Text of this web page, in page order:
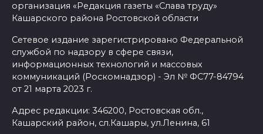
организация «Редакция газеты «Слава труду»
Кашарского района Ростовской области
Сетевое издание зарегистрировано Федеральной
службой по надзору в сфере связи,
информационных технологий и массовых
коммуникаций (Роскомнадзор) - Эл № ФС77-84794
от 21 марта 2023 г.
Адрес редакции: 346200, Ростовская обл.,
Кашарский район, сл.Кашары, ул.Ленина, 61